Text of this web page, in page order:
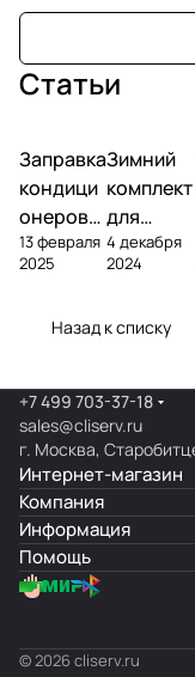
Статьи
Заправка
кондици
онеров
фреоном
13 февраля
2025
Зимний
комплект
для
кондици
онера
4 декабря
2024
Назад к списку
+7 499 703-37-18
sales@cliserv.ru
г. Москва,
Интернет-магазин
Компания
Информация
Помощь
© 2026 cliserv.ru